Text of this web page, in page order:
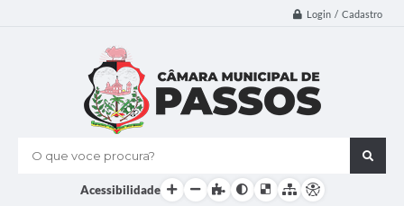
Login / Cadastro
O que voce procura?
Acessibilidade